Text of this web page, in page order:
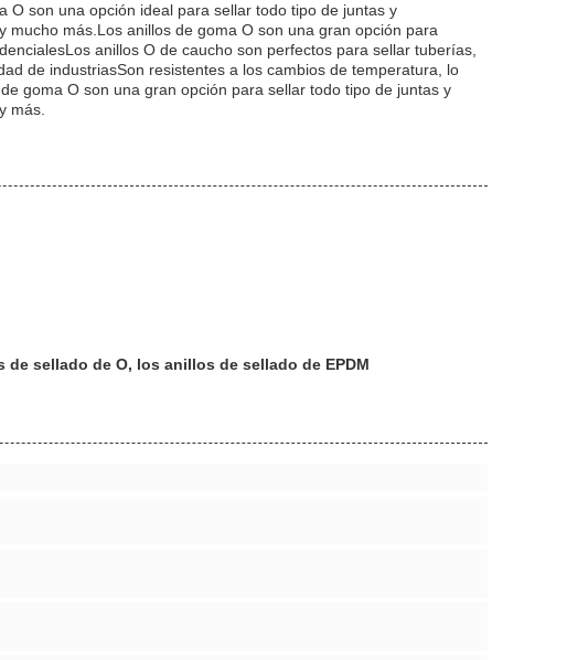
O son una opción ideal para sellar todo tipo de juntas y
más.Los anillos de goma O son una gran opción para
anillos O de caucho son perfectos para sellar tuberías,
de industriasSon resistentes a los cambios de temperatura, lo
goma O son una gran opción para sellar todo tipo de juntas y
más.
sellado de O, los anillos de sellado de EPDM